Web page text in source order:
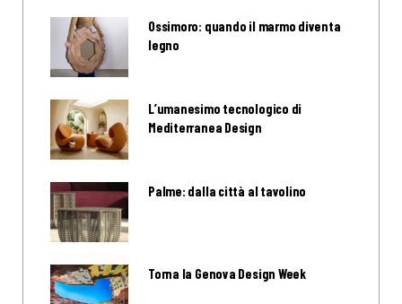
Ossimoro: quando il marmo diventa
legno
L’umanesimo tecnologico di
Mediterranea Design
Palme: dalla città al tavolino
Torna la Genova Design Week